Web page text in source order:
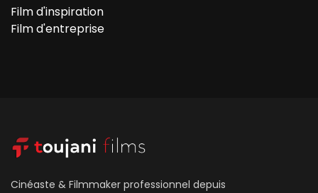
Film d'inspiration
Film d'entreprise
Cinéaste & Filmmaker professionnel depuis